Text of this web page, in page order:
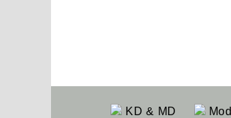
KD & MD